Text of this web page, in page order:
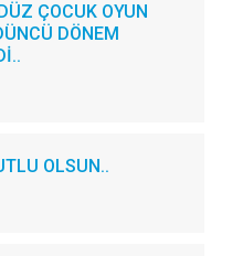
ÇOCUK OYUN
DÖNEM
OLSUN..